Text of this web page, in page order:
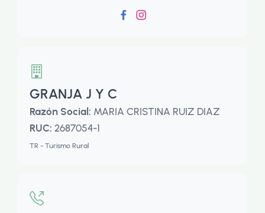
GRANJA J Y C
Razón Social: MARIA CRISTINA RUIZ DIAZ
RUC: 2687054-1
TR - Turismo Rural